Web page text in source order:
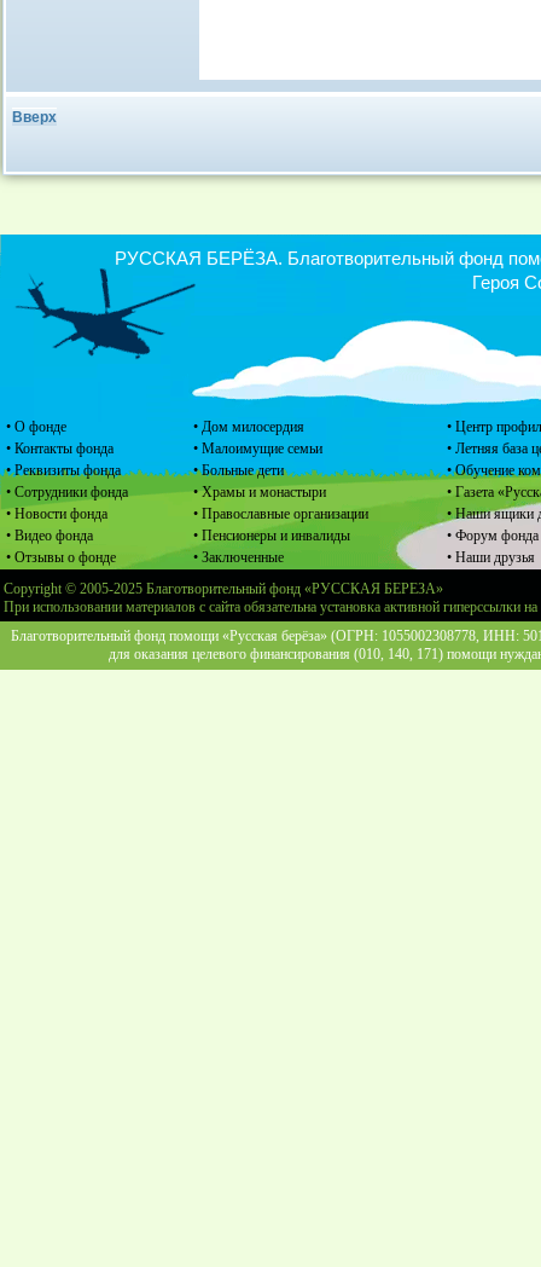
Вверх
• О фонде
• Контакты фонда
• Реквизиты фонда
• Сотрудники фонда
• Новости фонда
• Видео фонда
• Отзывы о фонде
• Дом милосердия
• Малоимущие семьи
• Больные дети
• Храмы и монастыри
• Православные организации
• Пенсионеры и инвалиды
• Заключенные
• Центр
• Летняя база
• Обучение
• Газета
• Наши ящики
• Форум фонда
• Наши друзья
РУССКАЯ БЕРЁЗА. Благотворительный фонд
Героя
Copyright © 2005-2025 Благотворительный фонд «РУССКАЯ БЕРЕЗА»
При использовании материалов с сайта обязательна установка активной гиперссылки
Благотворительный фонд помощи «Русская берёза» (ОГРН: 1055002308778, ИНН:
для оказания целевого финансирования (010, 140, 171) помощи